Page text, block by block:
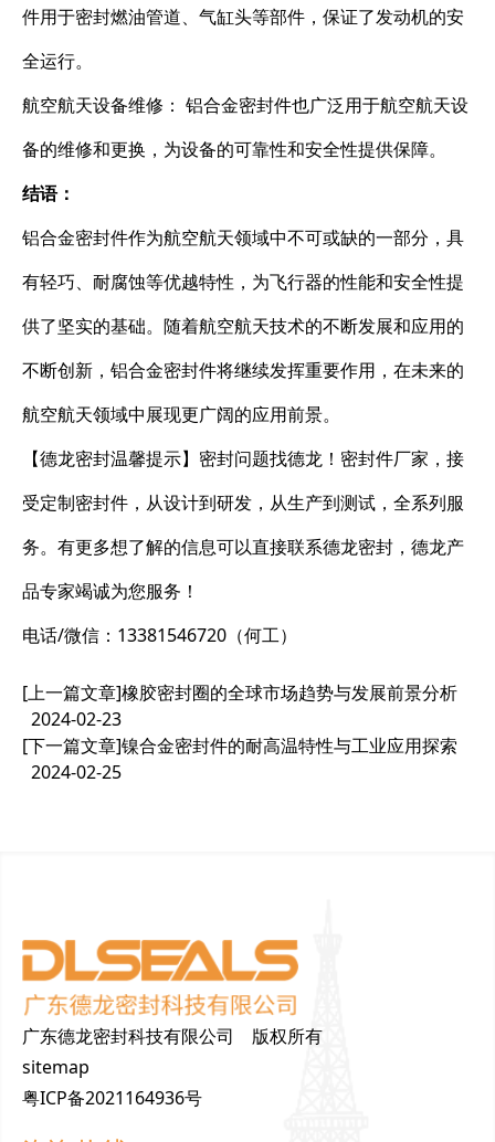
件用于密封燃油管道、气缸头等部件，保证了发动机的安
全运行。
航空航天设备维修： 铝合金密封件也广泛用于航空航天设
备的维修和更换，为设备的可靠性和安全性提供保障。
结语：
铝合金密封件作为航空航天领域中不可或缺的一部分，具
有轻巧、耐腐蚀等优越特性，为飞行器的性能和安全性提
供了坚实的基础。随着航空航天技术的不断发展和应用的
不断创新，铝合金密封件将继续发挥重要作用，在未来的
航空航天领域中展现更广阔的应用前景。
【德龙密封温馨提示】密封问题找德龙！密封件厂家，接
受定制密封件，从设计到研发，从生产到测试，全系列服
务。有更多想了解的信息可以直接联系德龙密封，德龙产
品专家竭诚为您服务！
电话/微信：13381546720（何工）
[上一篇文章]橡胶密封圈的全球市场趋势与发展前景分析
2024-02-23
[下一篇文章]镍合金密封件的耐高温特性与工业应用探索
2024-02-25
广东德龙密封科技有限公司 版权所有
sitemap
粤ICP备2021164936号